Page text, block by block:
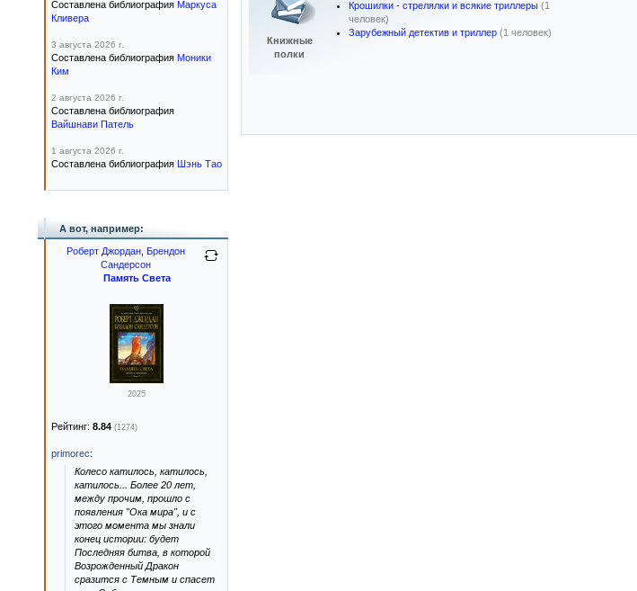
Книжные
полки
Крошилки - стрелялки и всякие триллеры (1
человек)
Зарубежный детектив и триллер (1 человек)
Составлена библиография Маркуса
Кливера
3 августа 2026 г.
Составлена библиография Моники
Ким
2 августа 2026 г.
Составлена библиография
Вайшнави Патель
1 августа 2026 г.
Составлена библиография Шэнь Тао
А вот, например:
Роберт Джордан Брендон
Сандерсон
Память Света
2025
Рейтинг: 8.84 (1274)
primorec:
Колесо катилось, катилось,
катилось... Более 20 лет,
между прочим, прошло с
появления "Ока мира", и с
этого момента мы знали
конец истории: будет
Последняя битва, в которой
Возрожденный Дракон
сразится с Темным и спасет